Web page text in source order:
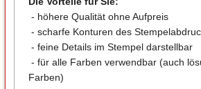
- höhere Qualität ohne Aufpreis
- scharfe Konturen des
- feine Details im Stempel darstellbar
- für alle Farben verwendbar (auch
Farben)